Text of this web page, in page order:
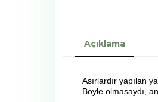
Açıklama
Asırlardır yapılan
Böyle olmasaydı,